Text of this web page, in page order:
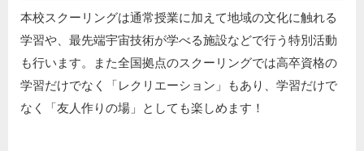
本校スクーリングは通常授業に加えて地域の文化に触れる
学習や、最先端宇宙技術が学べる施設などで行う特別活動
も行います。また全国拠点のスクーリングでは高卒資格の
学習だけでなく「レクリエーション」もあり、学習だけで
なく「友人作りの場」としても楽しめます！